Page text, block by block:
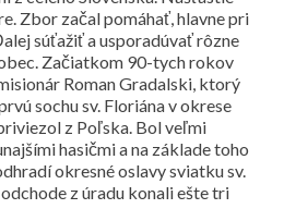
Zbor začal pomáhať, hlavne pri
súťažiť a usporadúvať rôzne
Začiatkom 90-tych rokov
Roman Gradalski, ktorý
sochu sv. Floriána v okrese
z Poľska. Bol veľmi
hasičmi a na základe toho
okresné oslavy sviatku sv.
z úradu konali ešte tri